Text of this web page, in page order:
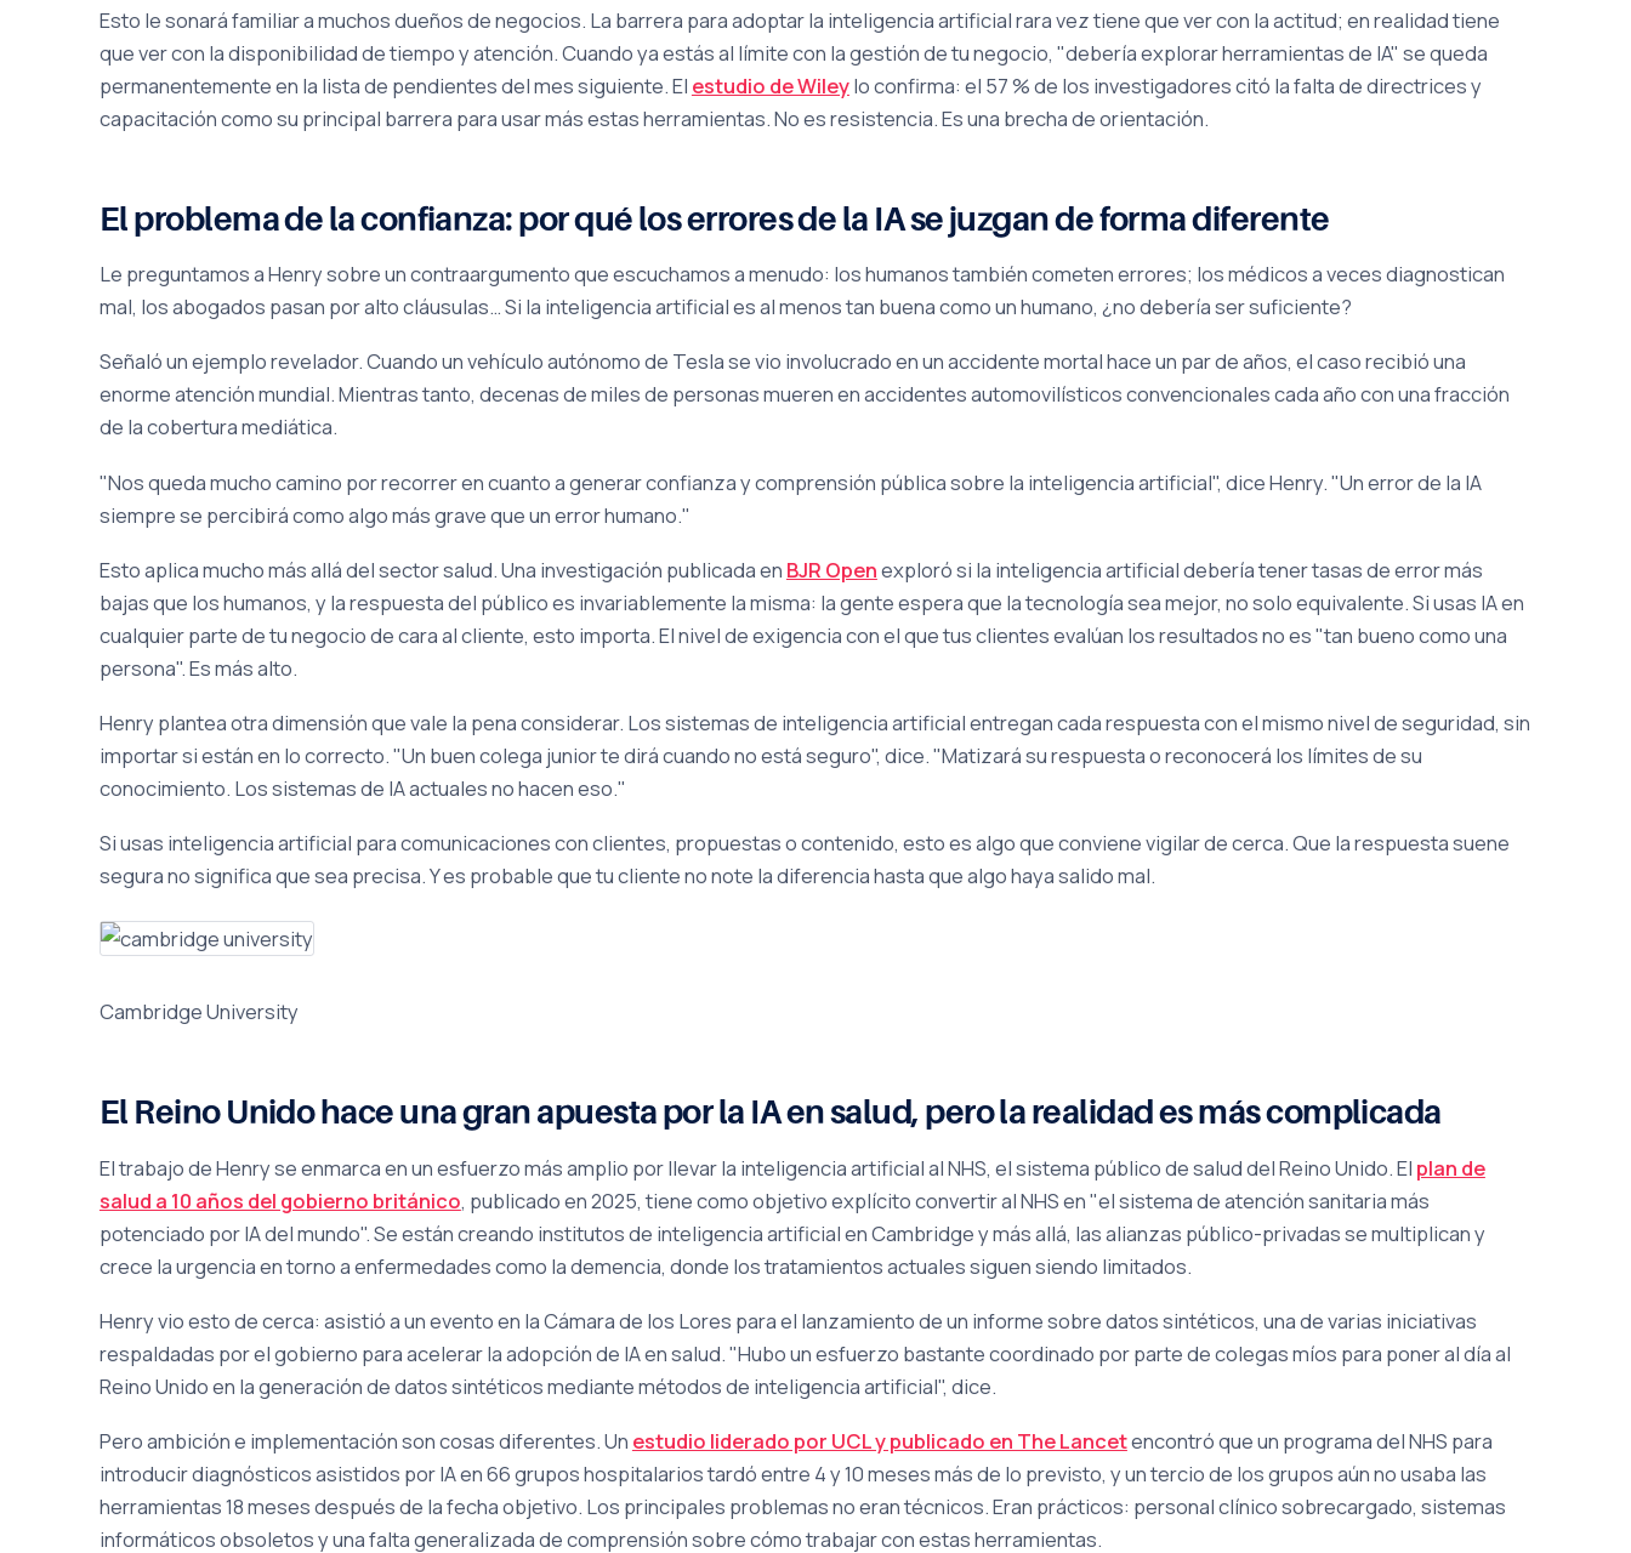
Esto le sonará familiar a muchos dueños de negocios. La barrera para adoptar la inteligencia artificial rara vez tiene que ver con la actitud; en realidad tiene
que ver con la disponibilidad de tiempo y atención. Cuando ya estás al límite con la gestión de tu negocio, "debería explorar herramientas de IA" se queda
permanentemente en la lista de pendientes del mes siguiente. El estudio de Wileylo confirma: el 57 % de los investigadores citó la falta de directrices y
capacitación como su principal barrera para usar más estas herramientas. No es resistencia. Es una brecha de orientación.
El problema de la confianza: por qué los errores de la IA se juzgan de forma diferente
Le preguntamos a Henry sobre un contraargumento que escuchamos a menudo: los humanos también cometen errores; los médicos a veces diagnostican
mal, los abogados pasan por alto cláusulas… Si la inteligencia artificial es al menos tan buena como un humano, ¿no debería ser suficiente?
Señaló un ejemplo revelador. Cuando un vehículo autónomo de Tesla se vio involucrado en un accidente mortal hace un par de años, el caso recibió una
enorme atención mundial. Mientras tanto, decenas de miles de personas mueren en accidentes automovilísticos convencionales cada año con una fracción
de la cobertura mediática.
"Nos queda mucho camino por recorrer en cuanto a generar confianza y comprensión pública sobre la inteligencia artificial", dice Henry. "Un error de la IA
siempre se percibirá como algo más grave que un error humano."
Esto aplica mucho más allá del sector salud. Una investigación publicada en BJR Openexploró si la inteligencia artificial debería tener tasas de error más
bajas que los humanos, y la respuesta del público es invariablemente la misma: la gente espera que la tecnología sea mejor, no solo equivalente. Si usas IA en
cualquier parte de tu negocio de cara al cliente, esto importa. El nivel de exigencia con el que tus clientes evalúan los resultados no es "tan bueno como una
persona". Es más alto.
Henry plantea otra dimensión que vale la pena considerar. Los sistemas de inteligencia artificial entregan cada respuesta con el mismo nivel de seguridad, sin
importar si están en lo correcto. "Un buen colega junior te dirá cuando no está seguro", dice. "Matizará su respuesta o reconocerá los límites de su
conocimiento. Los sistemas de IA actuales no hacen eso."
Si usas inteligencia artificial para comunicaciones con clientes, propuestas o contenido, esto es algo que conviene vigilar de cerca. Que la respuesta suene
segura no significa que sea precisa. Y es probable que tu cliente no note la diferencia hasta que algo haya salido mal.
Cambridge University
El Reino Unido hace una gran apuesta por la IA en salud, pero la realidad es más complicada
El trabajo de Henry se enmarca en un esfuerzo más amplio por llevar la inteligencia artificial al NHS, el sistema público de salud del Reino Unido. El plan de
salud a 10 años del gobierno británico, publicado en 2025, tiene como objetivo explícito convertir al NHS en "el sistema de atención sanitaria más
potenciado por IA del mundo". Se están creando institutos de inteligencia artificial en Cambridge y más allá, las alianzas público-privadas se multiplican y
crece la urgencia en torno a enfermedades como la demencia, donde los tratamientos actuales siguen siendo limitados.
Henry vio esto de cerca: asistió a un evento en la Cámara de los Lores para el lanzamiento de un informe sobre datos sintéticos, una de varias iniciativas
respaldadas por el gobierno para acelerar la adopción de IA en salud. "Hubo un esfuerzo bastante coordinado por parte de colegas míos para poner al día al
Reino Unido en la generación de datos sintéticos mediante métodos de inteligencia artificial", dice.
Pero ambición e implementación son cosas diferentes. Un estudio liderado por UCL y publicado en The Lancetencontró que un programa del NHS para
introducir diagnósticos asistidos por IA en 66 grupos hospitalarios tardó entre 4 y 10 meses más de lo previsto, y un tercio de los grupos aún no usaba las
herramientas 18 meses después de la fecha objetivo. Los principales problemas no eran técnicos. Eran prácticos: personal clínico sobrecargado, sistemas
informáticos obsoletos y una falta generalizada de comprensión sobre cómo trabajar con estas herramientas.